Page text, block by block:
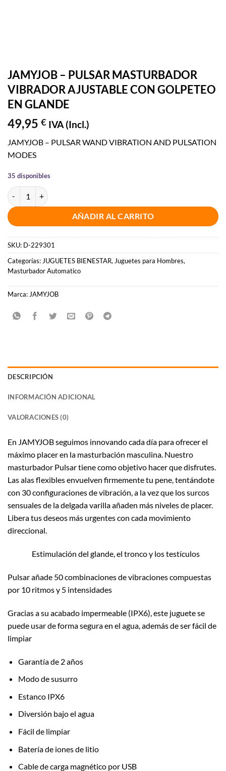
JAMYJOB – PULSAR MASTURBADOR
VIBRADOR AJUSTABLE CON GOLPETEO
EN GLANDE
49,95 € IVA (Incl.)
JAMYJOB – PULSAR WAND VIBRATION AND PULSATION
MODES
35 disponibles
JAMYJOB - PULSAR MASTURBADOR VIBRADOR AJUSTABLE CON
AÑADIR AL CARRITO
SKU: D-229301
Categorías: JUGUETES BIENESTAR, Juguetes para Hombres,
Masturbador Automatico
Marca: JAMYJOB
DESCRIPCIÓN
INFORMACIÓN ADICIONAL
VALORACIONES (0)
En JAMYJOB seguimos innovando cada día para ofrecer el
máximo placer en la masturbación masculina. Nuestro
masturbador Pulsar tiene como objetivo hacer que disfrutes.
Las alas flexibles envuelven firmemente tu pene, tentándote
con 30 configuraciones de vibración, a la vez que los surcos
sensuales de la delgada varilla añaden más niveles de placer.
Libera tus deseos más urgentes con cada movimiento
direccional.
Estimulación del glande, el tronco y los testículos
Pulsar añade 50 combinaciones de vibraciones compuestas
por 10 ritmos y 5 intensidades
Gracias a su acabado impermeable (IPX6), este juguete se
puede usar de forma segura en el agua, además de ser fácil de
limpiar
Garantía de 2 años
Modo de susurro
Estanco IPX6
Diversión bajo el agua
Fácil de limpiar
Batería de iones de litio
Cable de carga magnético por USB